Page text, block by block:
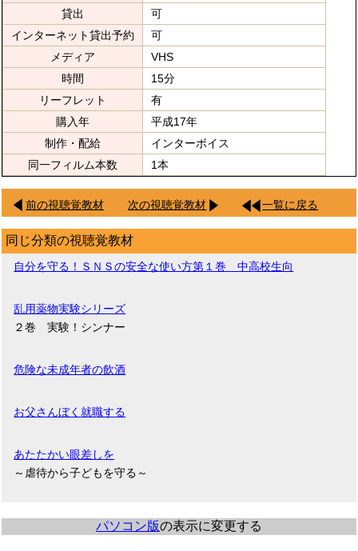
貸出
可
インターネット貸出予約
可
メディア
VHS
時間
15分
リーフレット
有
購入年
平成17年
制作・配給
インターボイス
同一フィルム本数
1本
前の視聴覚教材 次の視聴覚教材 一覧に戻る
同じ分類の視聴覚教材
自分を守る！ＳＮＳの安全な使い方第１巻 中高校生向
乱用薬物実験シリーズ
２巻 実験！シンナー
危険な未成年者の飲酒
お父さんぼく就職する
あたたかい眼差しを
～虐待から子どもを守る～
パソコン版の表示に変更する